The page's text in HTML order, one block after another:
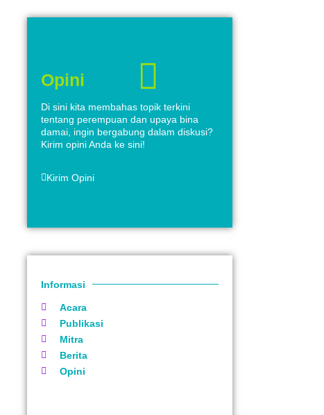
Opini
Di sini kita membahas topik terkini
tentang perempuan dan upaya bina
damai, ingin bergabung dalam diskusi?
Kirim opini Anda ke sini!
Kirim Opini
Informasi
Acara
Publikasi
Mitra
Berita
Opini